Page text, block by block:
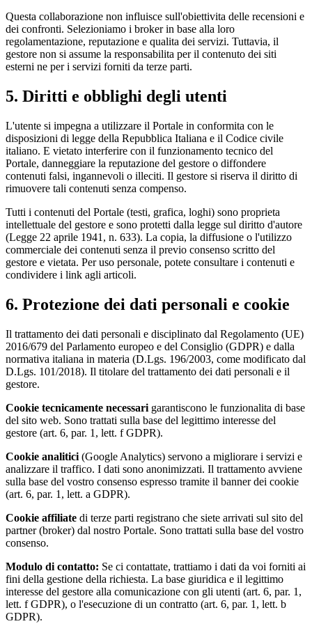
Questa collaborazione non influisce sull'obiettivita delle recensioni e
dei confronti. Selezioniamo i broker in base alla loro
regolamentazione, reputazione e qualita dei servizi. Tuttavia, il
gestore non si assume la responsabilita per il contenuto dei siti
esterni ne per i servizi forniti da terze parti.
5. Diritti e obblighi degli utenti
L'utente si impegna a utilizzare il Portale in conformita con le
disposizioni di legge della Repubblica Italiana e il Codice civile
italiano. E vietato interferire con il funzionamento tecnico del
Portale, danneggiare la reputazione del gestore o diffondere
contenuti falsi, ingannevoli o illeciti. Il gestore si riserva il diritto di
rimuovere tali contenuti senza compenso.
Tutti i contenuti del Portale (testi, grafica, loghi) sono proprieta
intellettuale del gestore e sono protetti dalla legge sul diritto d'autore
(Legge 22 aprile 1941, n. 633). La copia, la diffusione o l'utilizzo
commerciale dei contenuti senza il previo consenso scritto del
gestore e vietata. Per uso personale, potete consultare i contenuti e
condividere i link agli articoli.
6. Protezione dei dati personali e cookie
Il trattamento dei dati personali e disciplinato dal Regolamento (UE)
2016/679 del Parlamento europeo e del Consiglio (GDPR) e dalla
normativa italiana in materia (D.Lgs. 196/2003, come modificato dal
D.Lgs. 101/2018). Il titolare del trattamento dei dati personali e il
gestore.
Cookie tecnicamente necessari garantiscono le funzionalita di base
del sito web. Sono trattati sulla base del legittimo interesse del
gestore (art. 6, par. 1, lett. f GDPR).
Cookie analitici (Google Analytics) servono a migliorare i servizi e
analizzare il traffico. I dati sono anonimizzati. Il trattamento avviene
sulla base del vostro consenso espresso tramite il banner dei cookie
(art. 6, par. 1, lett. a GDPR).
Cookie affiliate di terze parti registrano che siete arrivati sul sito del
partner (broker) dal nostro Portale. Sono trattati sulla base del vostro
consenso.
Modulo di contatto: Se ci contattate, trattiamo i dati da voi forniti ai
fini della gestione della richiesta. La base giuridica e il legittimo
interesse del gestore alla comunicazione con gli utenti (art. 6, par. 1,
lett. f GDPR), o l'esecuzione di un contratto (art. 6, par. 1, lett. b
GDPR).